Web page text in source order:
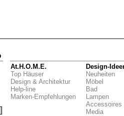
At.H.O.M.E.
Top Häuser
Design & Architektur
Help-line
Marken-Empfehlungen
Design-
Neuheiten
Möbel
Bad
Lampen
Accessoires
Media